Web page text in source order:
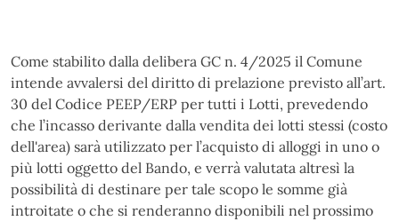
Come stabilito dalla delibera GC n. 4/2025 il Comune
intende avvalersi del diritto di prelazione previsto all’art.
30 del Codice PEEP/ERP per tutti i Lotti, prevedendo
che l’incasso derivante dalla vendita dei lotti stessi (costo
dell'area) sarà utilizzato per l’acquisto di alloggi in uno o
più lotti oggetto del Bando, e verrà valutata altresì la
possibilità di destinare per tale scopo le somme già
introitate o che si renderanno disponibili nel prossimo